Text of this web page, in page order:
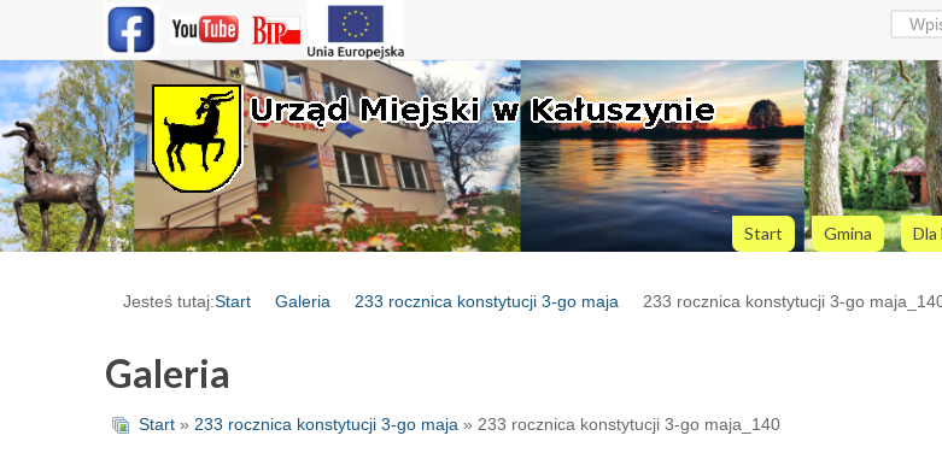
Start Gmina Dla
Jesteś tutaj:Start Galeria 233 rocznica konstytucji 3-go maja 233 rocznica konstytucji 3-go
Galeria
Start » 233 rocznica konstytucji 3-go maja » 233 rocznica konstytucji 3-go maja_140